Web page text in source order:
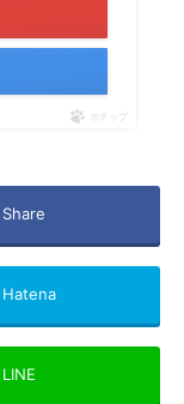
ポチップ
Share
Hatena
LINE